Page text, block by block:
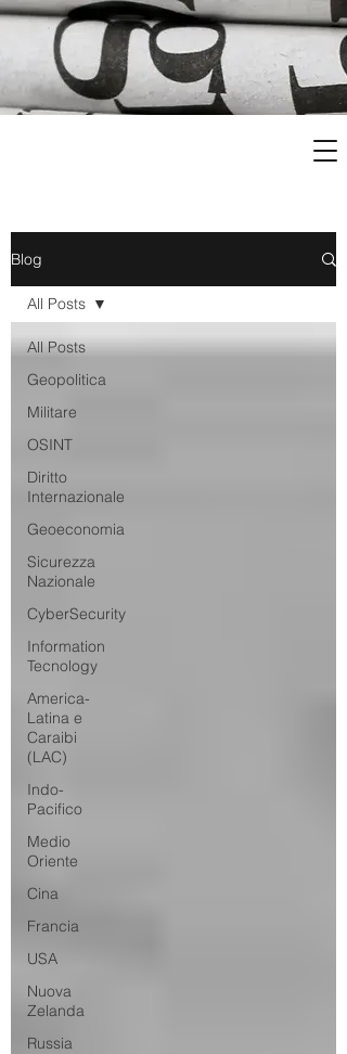
Blog
All Posts
Geopolitica
Militare
OSINT
Diritto
Internazionale
Geoeconomia
Sicurezza
Nazionale
CyberSecurity
Information
Tecnology
America-
Latina e
Caraibi
(LAC)
Indo-
Pacifico
Medio
Oriente
Cina
Francia
USA
Nuova
Zelanda
Russia
All Posts